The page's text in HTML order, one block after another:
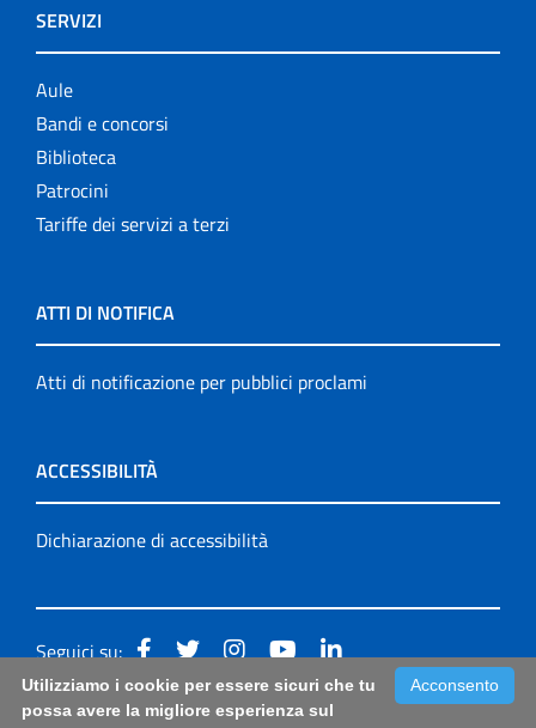
SERVIZI
Aule
Bandi e concorsi
Biblioteca
Patrocini
Tariffe dei servizi a terzi
ATTI DI NOTIFICA
Atti di notificazione per pubblici proclami
ACCESSIBILITÀ
Dichiarazione di accessibilità
Seguici su:
Accessibilità: form di segnalazione di prima istanza per
Acconsento
Utilizziamo i cookie per essere sicuri che tu
possa avere la migliore esperienza sul